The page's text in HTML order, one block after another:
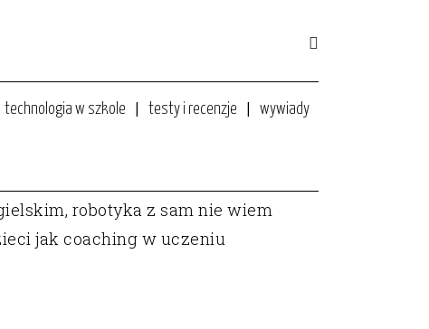
technologia w szkole testy i recenzje wywiady
robotyka z sam nie wiem
jak coaching w uczeniu